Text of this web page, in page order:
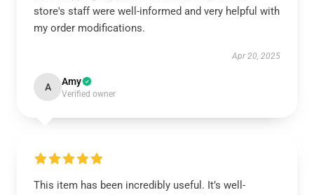
store's staff were well-informed and very helpful with
my order modifications.
Apr 20, 2025
A Amy
Verified owner
This item has been incredibly useful. It’s well-